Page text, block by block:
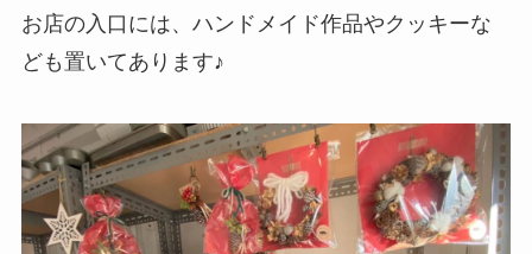
お店の入口には、ハンドメイド作品やクッキーな
ども置いてあります♪